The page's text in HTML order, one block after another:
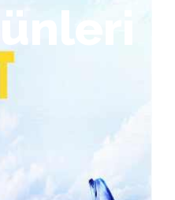
ü nle